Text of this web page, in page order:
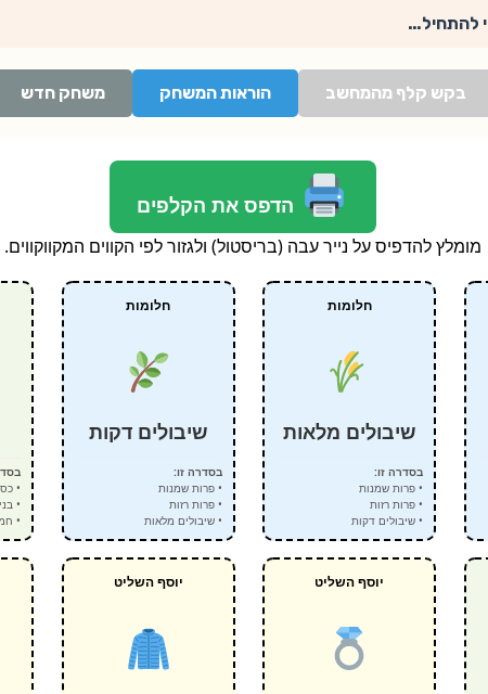
להתחיל…
בקש קלף מהמחשב הוראות המשחק משחק חדש
הדפס את הקלפים
מומלץ להדפיס על נייר עבה (בריסטול) ולגזור לפי הקווים המקווקווים.
חלומות
שיבולים מלאות
בסדרה זו:
• פרות שמנות
• פרות רזות
• שיבולים דקות
חלומות
שיבולים דקות
בסדרה זו:
• פרות שמנות
• פרות רזות
• שיבולים מלאות
•
•
•
יוסף השליט יוסף השליט